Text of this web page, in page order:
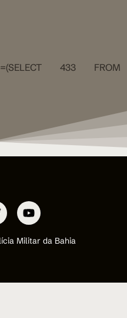
433 FROM
Militar da Bahia